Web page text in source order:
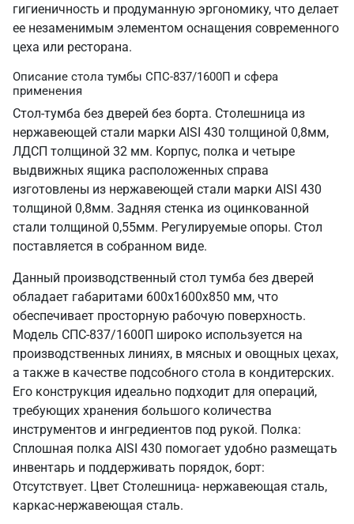
гигиеничность и продуманную эргономику, что делает
ее незаменимым элементом оснащения современного
цеха или ресторана.
Описание стола тумбы СПС-837/1600П и сфера
применения
Стол-тумба без дверей без борта. Столешница из
нержавеющей стали марки AISI 430 толщиной 0,8мм,
ЛДСП толщиной 32 мм. Корпус, полка и четыре
выдвижных ящика расположенных справа
изготовлены из нержавеющей стали марки AISI 430
толщиной 0,8мм. Задняя стенка из оцинкованной
стали толщиной 0,55мм. Регулируемые опоры. Стол
поставляется в собранном виде.
Данный производственный стол тумба без дверей
обладает габаритами 600х1600х850 мм, что
обеспечивает просторную рабочую поверхность.
Модель СПС-837/1600П широко используется на
производственных линиях, в мясных и овощных цехах,
а также в качестве подсобного стола в кондитерских.
Его конструкция идеально подходит для операций,
требующих хранения большого количества
инструментов и ингредиентов под рукой. Полка:
Сплошная полка AISI 430 помогает удобно размещать
инвентарь и поддерживать порядок, борт:
Отсутствует. Цвет Столешница- нержавеющая сталь,
каркас-нержавеющая сталь.